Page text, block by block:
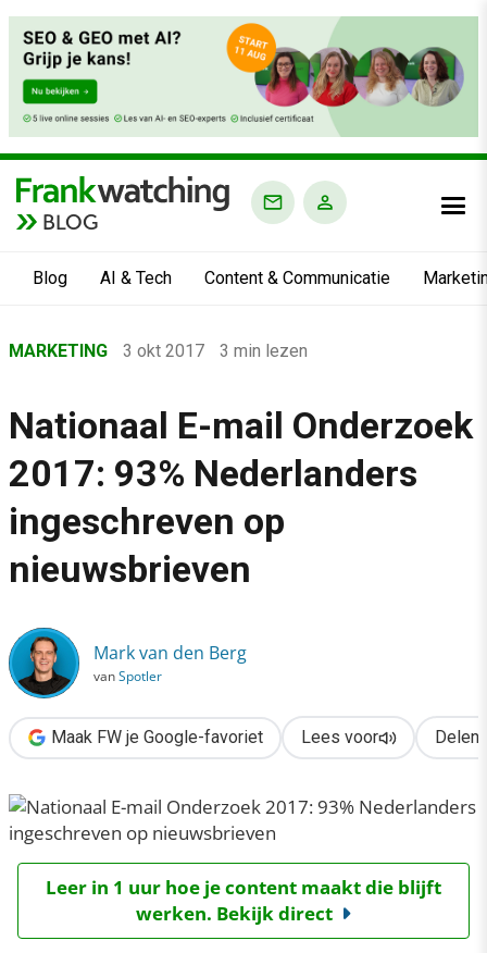
BLOG
Blog AI & Tech Content & Communicatie
›
Marketing
›
Nationaal E-mail Onderzoek 2017: 93% Nederlanders
MARKETING 3 okt 2017 3 min lezen
Nationaal E-mail Onderzoek
2017: 93% Nederlanders
ingeschreven op
nieuwsbrieven
Mark van den Berg
vanSpotler
Maak FW je Google-favoriet Lees voor Delen
Leer in 1 uur hoe je content maakt die blijft
werken. Bekijk direct